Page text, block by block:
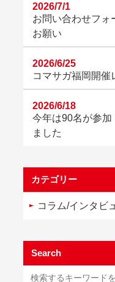
お問い合わせフォ
お願い
2026/7/1
コマサガ福岡開催
2026/6/25
今年は90名が参加
ました
2026/6/18
カテゴリー
コラム/インタビ
Search